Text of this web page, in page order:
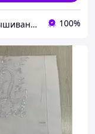
ЧП «Вышиванка» 100%